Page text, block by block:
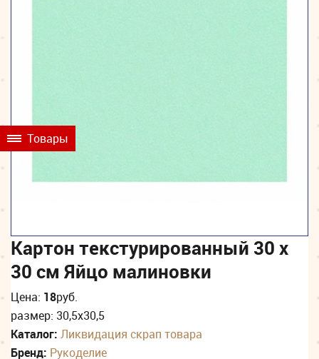
Картон текстурированный 30 х
30 см Яйцо малиновки
Цена: 18руб.
размер: 30,5х30,5
Каталог: Ликвидация скрап товара
Бренд: Рукоделие
Товары